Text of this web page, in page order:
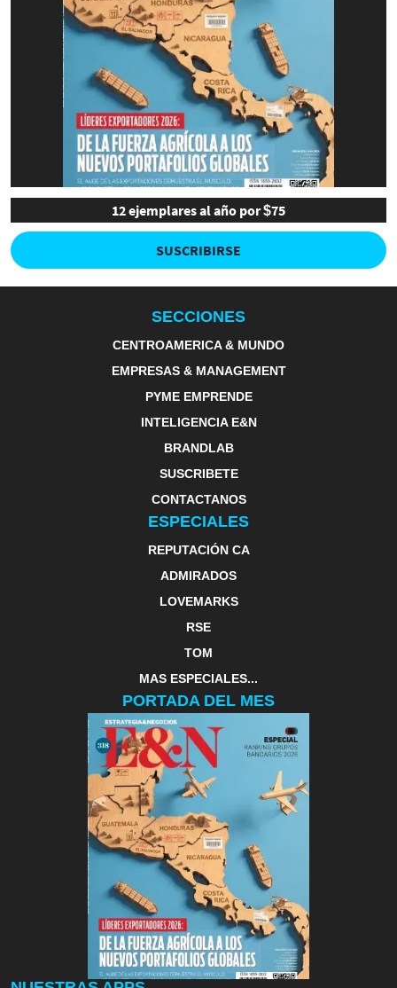
12 ejemplares al año por $75
SUSCRIBIRSE
SECCIONES
CENTROAMERICA & MUNDO
EMPRESAS & MANAGEMENT
PYME EMPRENDE
INTELIGENCIA E&N
BRANDLAB
SUSCRIBETE
CONTACTANOS
ESPECIALES
REPUTACIÓN CA
ADMIRADOS
LOVEMARKS
RSE
TOM
MAS ESPECIALES...
PORTADA DEL MES